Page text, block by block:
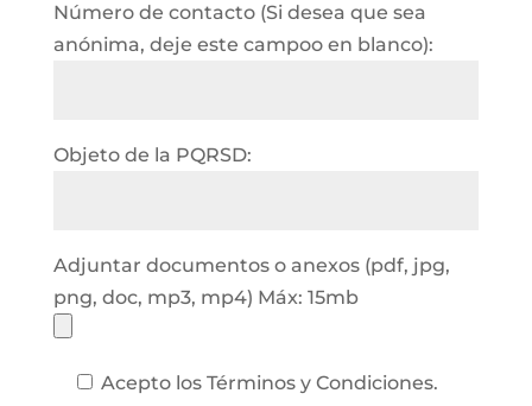
Número de contacto (Si desea que sea
anónima, deje este campoo en blanco):
Objeto de la PQRSD:
Adjuntar documentos o anexos (pdf, jpg,
png, doc, mp3, mp4) Máx: 15mb
Acepto los Términos y Condiciones.